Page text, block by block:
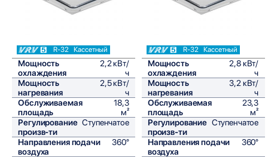
R-32 Кассетный
Мощность
охлаждения
2,2 кВт/
ч
Мощность
нагревания
2,5 кВт/
ч
Обслуживаемая
площадь
18,3
м²
Регулирование
произв-ти
Ступенчатое
Направления подачи
воздуха
360°
R-32 Кассетный
Мощность
охлаждения
2,8 кВт/
ч
Мощность
нагревания
3,2 кВт/
ч
Обслуживаемая
площадь
23,3
м²
Регулирование
произв-ти
Ступенчатое
Направления подачи
воздуха
360°